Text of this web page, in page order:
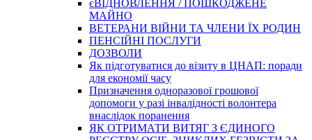
єВІДНОВЛЕННЯ / ПОШКОДЖЕНЕ
МАЙНО
ВЕТЕРАНИ ВІЙНИ ТА ЧЛЕНИ ЇХ РОДИН
ПЕНСІЙНІ ПОСЛУГИ
ДОЗВОЛИ
Як підготуватися до візиту в ЦНАП: поради
для економії часу
Призначення одноразової грошової
допомоги у разі інвалідності волонтера
внаслідок поранення
ЯК ОТРИМАТИ ВИТЯГ З ЄДИНОГО